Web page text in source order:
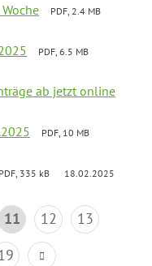
PDF, 2.4 MB
PDF, 6.5 MB
ab jetzt online
PDF, 10 MB
PDF, 335 kB 18.02.2025
11 12
13